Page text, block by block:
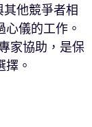
他競爭者相
儀的工作。
家協助，是保
擇。